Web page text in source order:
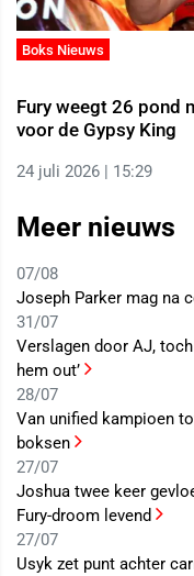
Boks Nieuws
Fury weegt 26 pond
voor de Gypsy King
24 juli 2026 | 15:29
Meer nieuws
07/08
Joseph Parker mag na
31/07
Verslagen door AJ,
hem out’
28/07
Van unified kampioen
boksen
27/07
Joshua twee keer
Fury-droom levend
27/07
Usyk zet punt achter